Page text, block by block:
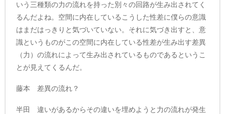
いう三種類の力の流れを持った別々の回路が生み出されてく
るんだよね。空間に内在しているこうした性差に僕らの意識
はまだはっきりと気づいていない。それに気づき出すと、意
識というものがこの空間に内在している性差が生み出す差異
（力）の流れによって生み出されているものであるというこ
とが見えてくるんだ。
藤本 差異の流れ？
半田 違いがあるからその違いを埋めようと力の流れが発生